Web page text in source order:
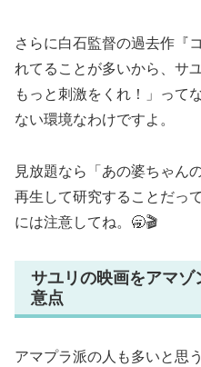
さらに白石監督の過去作『
れてることが多いから、
もっと刺激をくれ！」って
ない環境なわけですよ。
見放題なら「あの婆ちゃん
再生して研究することだっ
には注意してね。🥱🎬
サユリの映画をアマ
意点
アマプラ派の人も多いと思